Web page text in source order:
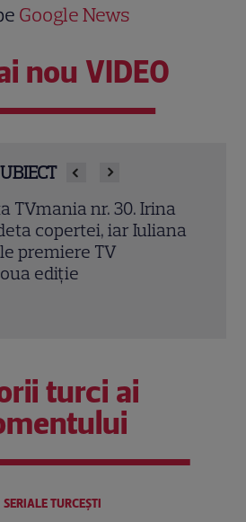
Google News
nou VIDEO
TVmania nr. 30. Irina
copertei, iar Iuliana
premiere TV
ediție
turci ai
SERIALE TURCEŞTI